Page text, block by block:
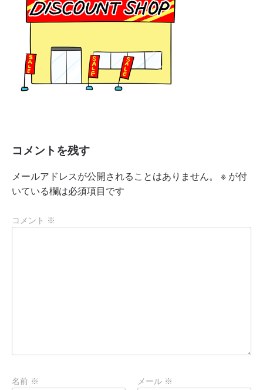
コメントを残す
メールアドレスが公開されることはありません。 ※ が付
いている欄は必須項目です
コメント ※
名前 ※ メール ※